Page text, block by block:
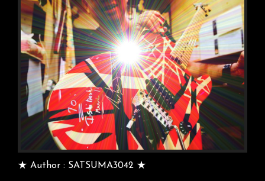
ョ
ン
★ Author : SATSUMA3042 ★